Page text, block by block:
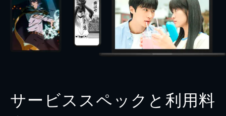
サービススペックと利用料